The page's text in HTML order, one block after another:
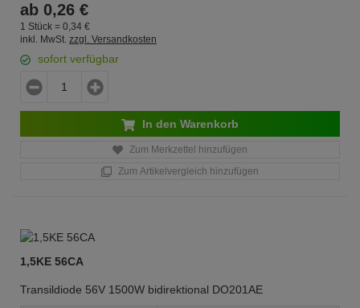
ab 0,26 €
1 Stück = 0, 34 €
inkl. MwSt. zzgl. Versandkosten
sofort verfügbar
In den Warenkorb
Zum Merkzettel hinzufügen
Zum Artikelvergleich hinzufügen
1,5KE 56CA
Transildiode 56V 1500W bidirektional DO201AE